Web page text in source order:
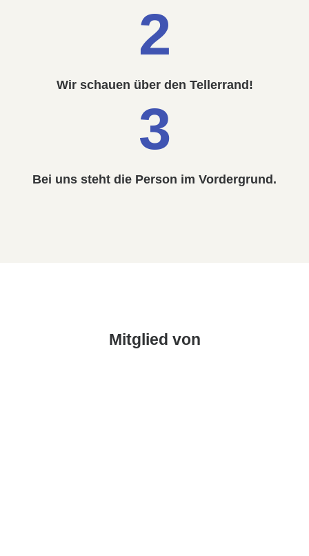
2
Wir schauen über den Tellerrand!
3
Bei uns steht die Person im Vordergrund.
Mitglied von